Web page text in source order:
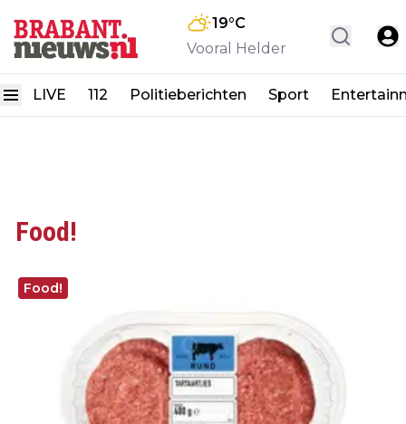
19°C
Vooral Helder
LIVE 112 Politieberichten Sport
Food!
Food!